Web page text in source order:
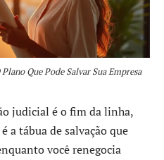
Que Pode Salvar Sua Empresa
judicial é o fim da linha,
a tábua de salvação que
você renegocia